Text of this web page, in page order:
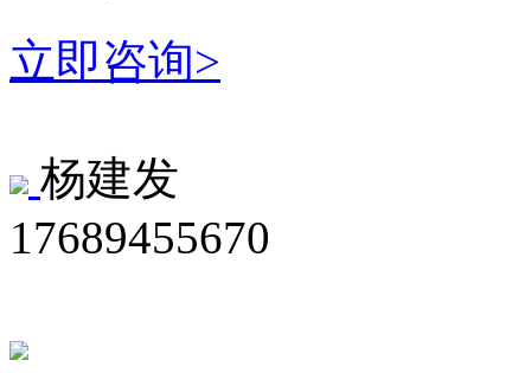
立即咨询>
杨建发
17689455670